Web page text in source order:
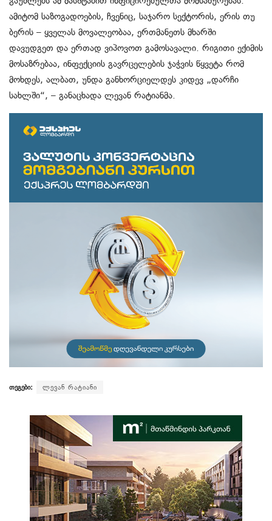
ამიტომ საზოგადოების, ჩვენიც, საჯარო სექტორის, ერის თუ
ბერის – ყველას მოვალეობაა, ერთმანეთს მხარში
დავუდგეთ და ერთად ვიპოვოთ გამოსავალი. რიგითი ექიმის
მოსაზრებაა, ინფექციის გავრცელების ჯაჭვის წყვეტა რომ
მოხდეს, ალბათ, უნდა განხორციელდეს კიდევ „დარჩი
სახლში“, – განაცხადა ლევან რატიანმა.
თეგები: ლევან რატიანი